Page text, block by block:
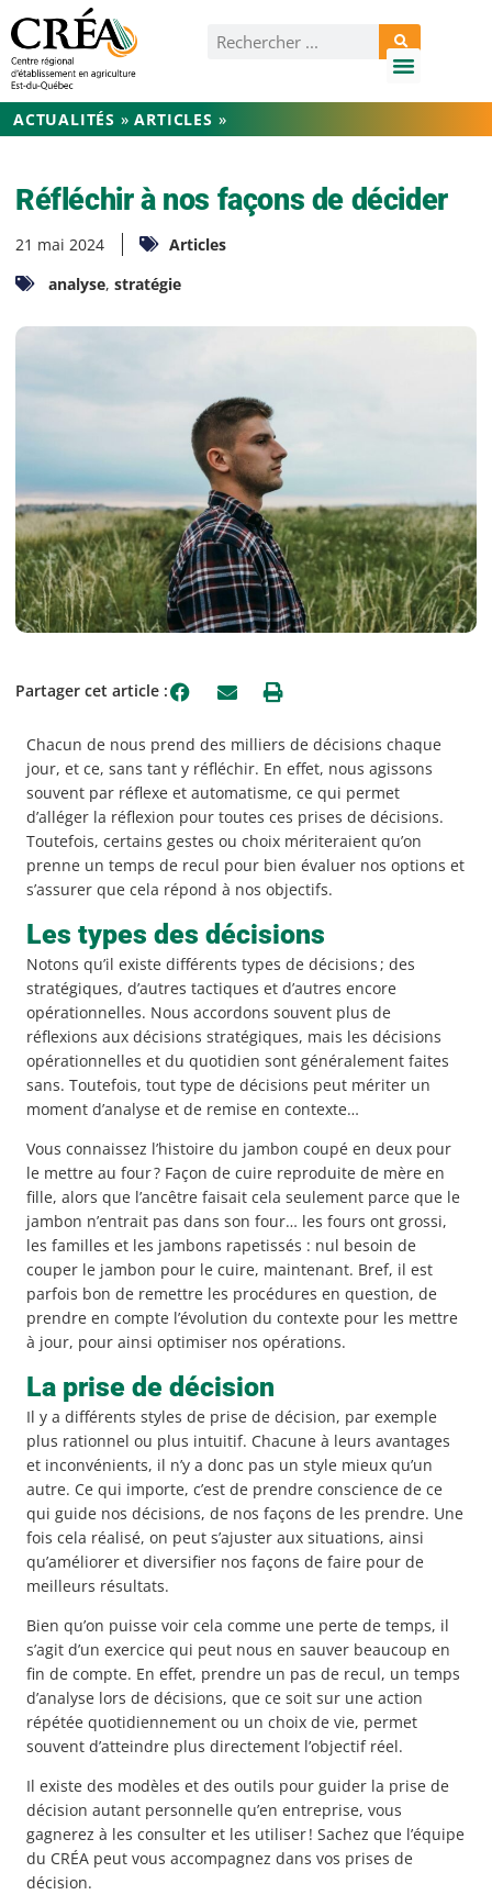
ACTUALITÉS »ARTICLES »
Réfléchir à nos façons de décider
21 mai 2024
Articles
analyse, stratégie
Partager cet article :
Chacun de nous prend des milliers de décisions chaque
jour, et ce, sans tant y réfléchir. En effet, nous agissons
souvent par réflexe et automatisme, ce qui permet
d’alléger la réflexion pour toutes ces prises de décisions.
Toutefois, certains gestes ou choix mériteraient qu’on
prenne un temps de recul pour bien évaluer nos options et
s’assurer que cela répond à nos objectifs.
Les types des décisions
Notons qu’il existe différents types de décisions ; des
stratégiques, d’autres tactiques et d’autres encore
opérationnelles. Nous accordons souvent plus de
réflexions aux décisions stratégiques, mais les décisions
opérationnelles et du quotidien sont généralement faites
sans. Toutefois, tout type de décisions peut mériter un
moment d’analyse et de remise en contexte…
Vous connaissez l’histoire du jambon coupé en deux pour
le mettre au four ? Façon de cuire reproduite de mère en
fille, alors que l’ancêtre faisait cela seulement parce que le
jambon n’entrait pas dans son four… les fours ont grossi,
les familles et les jambons rapetissés : nul besoin de
couper le jambon pour le cuire, maintenant. Bref, il est
parfois bon de remettre les procédures en question, de
prendre en compte l’évolution du contexte pour les mettre
à jour, pour ainsi optimiser nos opérations.
La prise de décision
Il y a différents styles de prise de décision, par exemple
plus rationnel ou plus intuitif. Chacune à leurs avantages
et inconvénients, il n’y a donc pas un style mieux qu’un
autre. Ce qui importe, c’est de prendre conscience de ce
qui guide nos décisions, de nos façons de les prendre. Une
fois cela réalisé, on peut s’ajuster aux situations, ainsi
qu’améliorer et diversifier nos façons de faire pour de
meilleurs résultats.
Bien qu’on puisse voir cela comme une perte de temps, il
s’agit d’un exercice qui peut nous en sauver beaucoup en
fin de compte. En effet, prendre un pas de recul, un temps
d’analyse lors de décisions, que ce soit sur une action
répétée quotidiennement ou un choix de vie, permet
souvent d’atteindre plus directement l’objectif réel.
Il existe des modèles et des outils pour guider la prise de
décision autant personnelle qu’en entreprise, vous
gagnerez à les consulter et les utiliser ! Sachez que l’équipe
du CRÉA peut vous accompagnez dans vos prises de
décision.